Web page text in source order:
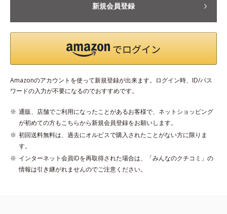
新規会員登録
Amazonのアカウントを使って新規登録が出来ます。ログイン時、ID/パス
ワードの入力が不要になるのでおすすめです。
通販、店舗でご利用になったことがあるお客様で、ネットショッピング
が初めての方もこちらから新規会員登録をお願いします。
初回送料無料は、過去にオルビスで購入されたことがない方に限りま
す。
インターネット会員IDを再取得された場合は、「みんなのクチコミ」の
情報は引き継がれませんのでご注意ください。